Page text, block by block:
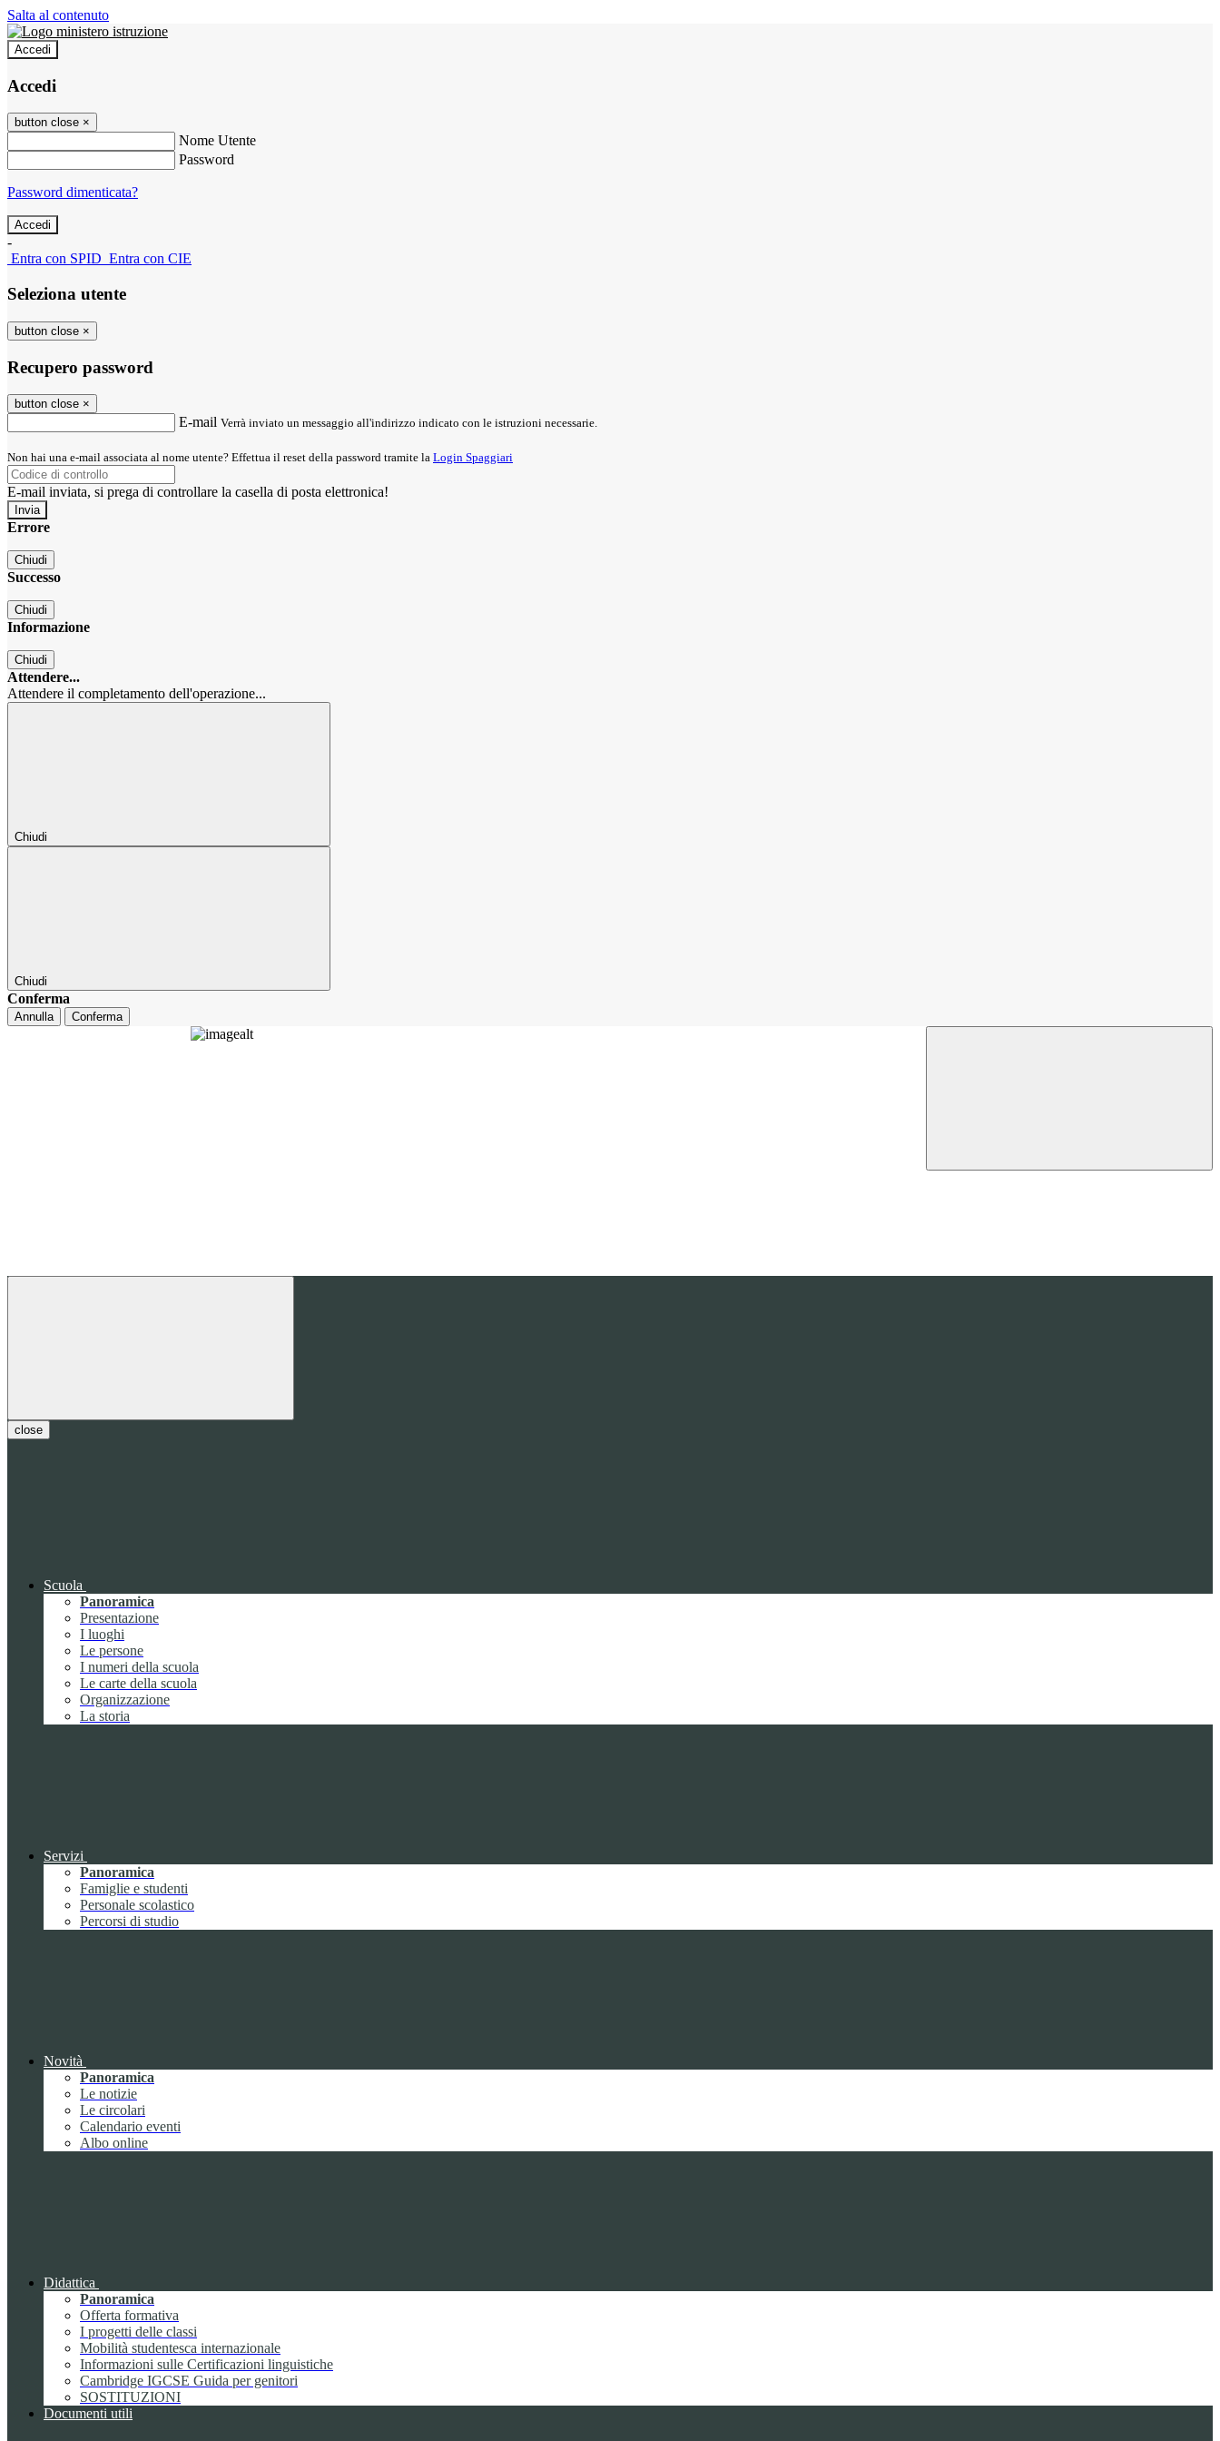
Salta al contenuto
Accedi
Accedi
button close ×
Nome Utente
Password
Password dimenticata?
-
Entra con SPID Entra con CIE
Seleziona utente
button close ×
Recupero password
button close ×
E-mail Verrà inviato un messaggio all'indirizzo indicato con le istruzioni necessarie.
Non hai una e-mail associata al nome utente? Effettua il reset della password tramite la Login Spaggiari
E-mail inviata, si prega di controllare la casella di posta elettronica!
Errore
Chiudi
Successo
Chiudi
Informazione
Chiudi
Attendere...
Attendere il completamento dell'operazione...
Chiudi
Chiudi
Conferma
Annulla Conferma
close
Scuola
Panoramica
Presentazione
I luoghi
Le persone
I numeri della scuola
Le carte della scuola
Organizzazione
La storia
Servizi
Panoramica
Famiglie e studenti
Personale scolastico
Percorsi di studio
Novità
Panoramica
Le notizie
Le circolari
Calendario eventi
Albo online
Didattica
Panoramica
Offerta formativa
I progetti delle classi
Mobilità studentesca internazionale
Informazioni sulle Certificazioni linguistiche
Cambridge IGCSE Guida per genitori
SOSTITUZIONI
Documenti utili